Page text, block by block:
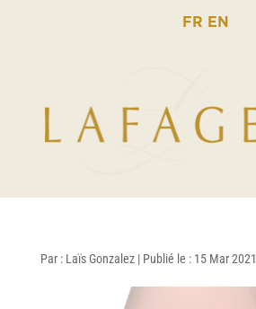
FR EN
Par : Laïs Gonzalez | Publié le : 15 Mar 2021